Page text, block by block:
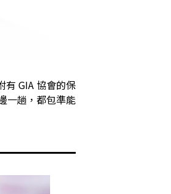
有 GIA 協會的保
一趟，都包準能